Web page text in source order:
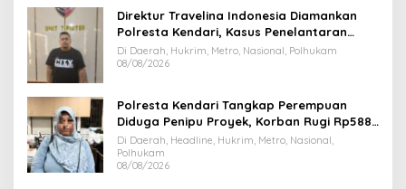
Direktur Travelina Indonesia Diamankan
Polresta Kendari, Kasus Penelantaran
Jemaah Umrah Masuk Babak Baru
Di Daerah, Hukrim, Metro, Nasional, Polhukam
08/08/2026
Polresta Kendari Tangkap Perempuan
Diduga Penipu Proyek, Korban Rugi Rp588,1
Juta
Di Daerah, Headline, Hukrim, Metro, Nasional,
Polhukam
08/08/2026